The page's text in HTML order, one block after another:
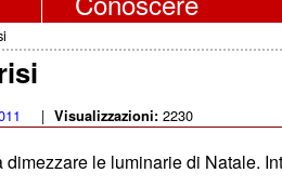
| Visualizzazioni:2230
le luminarie di Natale.